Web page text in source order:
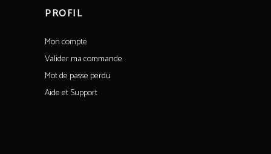
PROFIL
Mon compte
Valider ma commande
Mot de passe perdu
Aide et Support